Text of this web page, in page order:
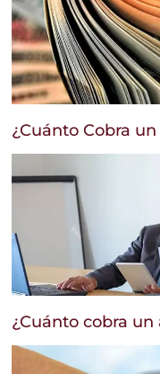
¿Cuánto Cobra
¿Cuánto cobra